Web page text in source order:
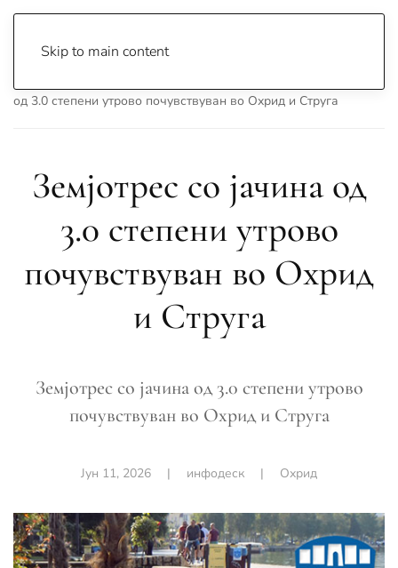
Skip to main content
од 3.0 степени утрово почувствуван во Охрид и Струга
Земјотрес со јачина од
3.0 степени утрово
почувствуван во Охрид
и Струга
Земјотрес со јачина од 3.0 степени утрово
почувствуван во Охрид и Струга
Јун 11, 2026 | инфодеск | Охрид